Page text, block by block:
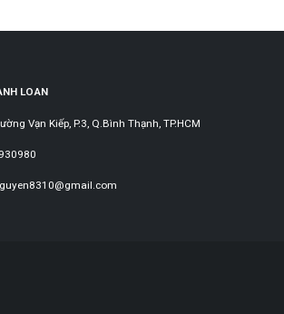
LOAN
Vạn Kiếp, P.3, Q.Bình Thạnh, TP.HCM